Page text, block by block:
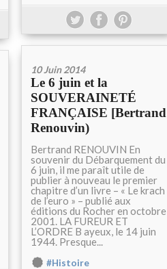
10 Juin 2014
Le 6 juin et la
SOUVERAINETÉ
FRANÇAISE [Bertrand
Renouvin)
Bertrand RENOUVIN En
souvenir du Débarquement du
6 juin, il me paraît utile de
publier à nouveau le premier
chapitre d’un livre – « Le krach
de l’euro » – publié aux
éditions du Rocher en octobre
2001. LA FUREUR ET
L’ORDRE B ayeux, le 14 juin
1944. Presque...
#Histoire